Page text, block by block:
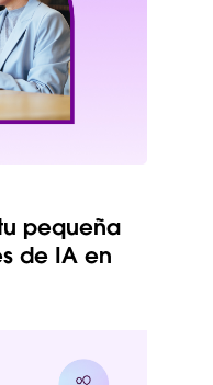
pequeña
de IA en